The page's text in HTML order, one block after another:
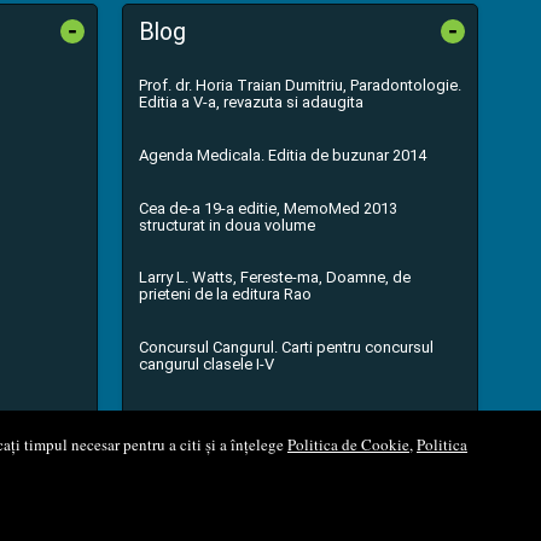
timpul necesar pentru a citi și a înțelegePolitica de Cookie,Politica
- Blog -
Prof. dr. Horia Traian Dumitriu, Paradontologie.
Editia a V-a, revazuta si adaugita
Agenda Medicala. Editia de buzunar 2014
Cea de-a 19-a editie, MemoMed 2013
structurat in doua volume
Larry L. Watts, Fereste-ma, Doamne, de
prieteni de la editura Rao
Concursul Cangurul. Carti pentru concursul
cangurul clasele I-V